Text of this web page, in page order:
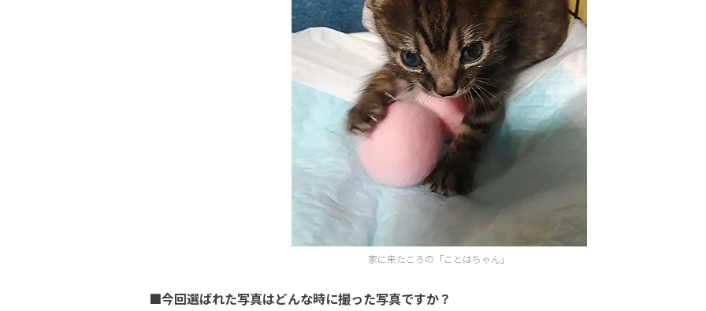
家に来たころの「ことはちゃん」
■今回選ばれた写真はどんな時に撮った写真ですか？